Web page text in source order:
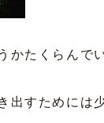
かたくらんで
出すためには